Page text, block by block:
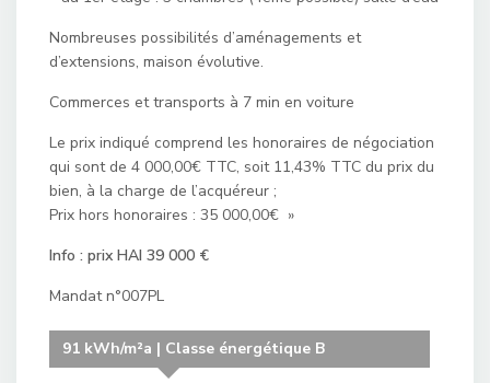
Nombreuses possibilités d’aménagements et
d’extensions, maison évolutive.
Commerces et transports à 7 min en voiture
Le prix indiqué comprend les honoraires de négociation
qui sont de 4 000,00€ TTC, soit 11,43% TTC du prix du
bien, à la charge de l’acquéreur ;
Prix hors honoraires : 35 000,00€ »
Info : prix HAI 39 000 €
Mandat n°007PL
91 kWh/m²a | Classe énergétique B